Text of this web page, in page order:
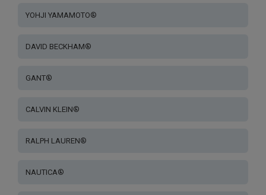
YOHJI YAMAMOTO®
DAVID BECKHAM®
GANT®
CALVIN KLEIN®
RALPH LAUREN®
NAUTICA®